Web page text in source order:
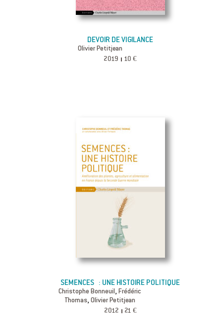
DEVOIR DE VIGILANCE
Olivier Petitjean
2019 10 €
SEMENCES : UNE HISTOIRE POLITIQUE
Christophe Bonneuil,Frédéric
Thomas,Olivier Petitjean
2012 21 €